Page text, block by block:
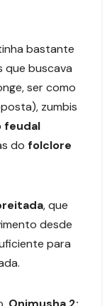
bastante
que buscava
ser como
zumbis
feudal
do folclore
, que
desde
para